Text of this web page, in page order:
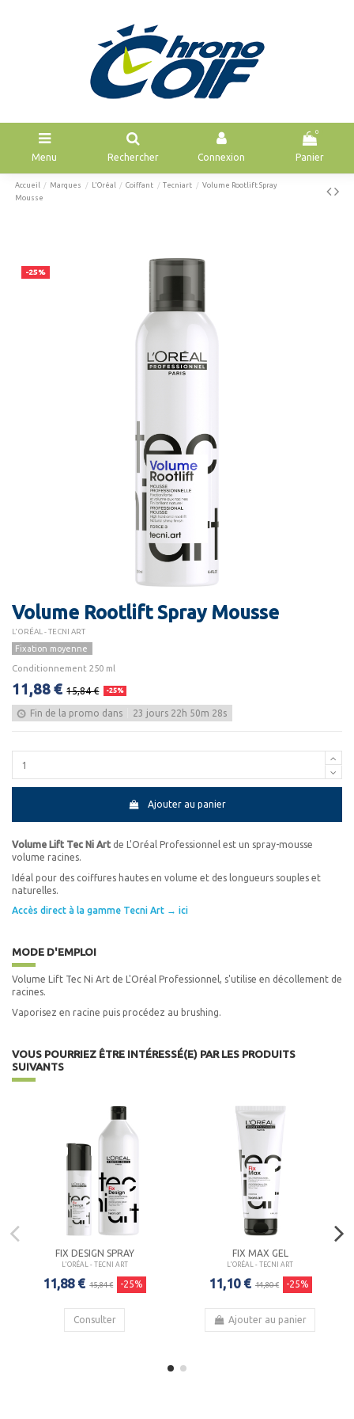
Menu Rechercher Connexion
0
Panier
Accueil Marques L'Oréal Coiffant Tecniart
Volume Rootlift Spray
Mousse
-25%
Volume Rootlift Spray Mousse
L'ORÉAL - TECNI ART
Fixation moyenne
Conditionnement 250 ml
11,88 € 15,84 € -25%
Fin de la promo dans 23 jours 22 h 50m 28s
Ajouter au panier
Volume Lift Tec Ni Art de L'Oréal Professionnel est un spray-mousse
volume racines.
Idéal pour des coiffures hautes en volume et des longueurs souples et
naturelles.
Accès direct à la gamme Tecni Art → ici
MODE D'EMPLOI
Volume Lift Tec Ni Art de L'Oréal Professionnel, s'utilise en décollement de
racines.
Vaporisez en racine puis procédez au brushing.
VOUS POURRIEZ ÊTRE INTÉRESSÉ(E) PAR LES PRODUITS
SUIVANTS
FIX DESIGN SPRAY
L'ORÉAL - TECNI ART
11,88 € 15,84 € -25%
Consulter
FIX MAX GEL
L'ORÉAL - TECNI ART
11,10 € 14,80 € -25%
Ajouter au panier